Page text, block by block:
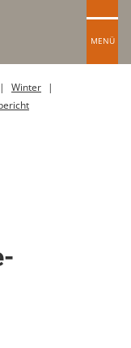
MENÜ
Winter